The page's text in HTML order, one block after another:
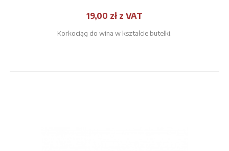
19,00 zł z VAT
Korkociąg do wina w kształcie butelki.